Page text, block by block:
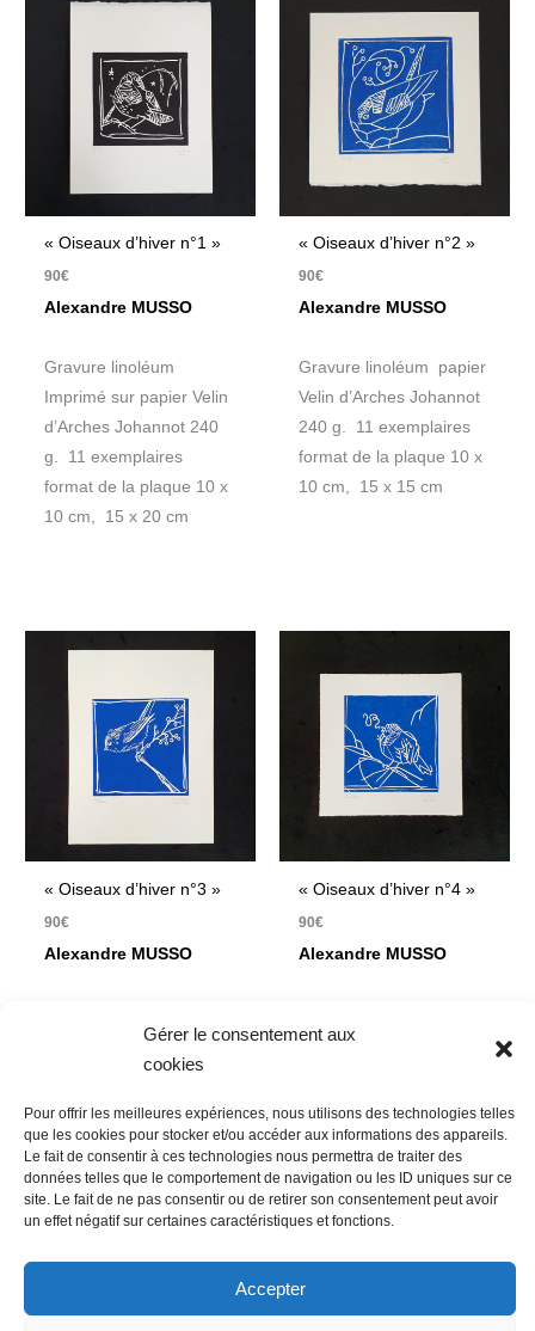
Gérer le consentement aux
cookies
Pour offrir les meilleures expériences, nous utilisons des technologies telles
que les cookies pour stocker et/ou accéder aux informations des appareils.
Le fait de consentir à ces technologies nous permettra de traiter des
données telles que le comportement de navigation ou les ID uniques sur ce
site. Le fait de ne pas consentir ou de retirer son consentement peut avoir
un effet négatif sur certaines caractéristiques et fonctions.
Accepter
« Oiseaux d’hiver n°1 »
90€
Alexandre MUSSO
Gravure linoléum
Imprimé sur papier Velin
d’Arches Johannot 240
g. 11 exemplaires
format de la plaque 10 x
10 cm, 15 x 20 cm
« Oiseaux d’hiver n°2 »
90€
Alexandre MUSSO
Gravure linoléum papier
Velin d’Arches Johannot
240 g. 11 exemplaires
format de la plaque 10 x
10 cm, 15 x 15 cm
« Oiseaux d’hiver n°3 »
90€
Alexandre MUSSO
Imprimé sur papier
gravure Fabriano Tiepolo
100 % coton – 130 g.201
exemplaires format de la
plaque 10 x 10 cm, 15 x
20 cm
« Oiseaux d’hiver n°4 »
90€
Alexandre MUSSO
Velin d’Arches Johannot
10 cm, 15 x 15 cm